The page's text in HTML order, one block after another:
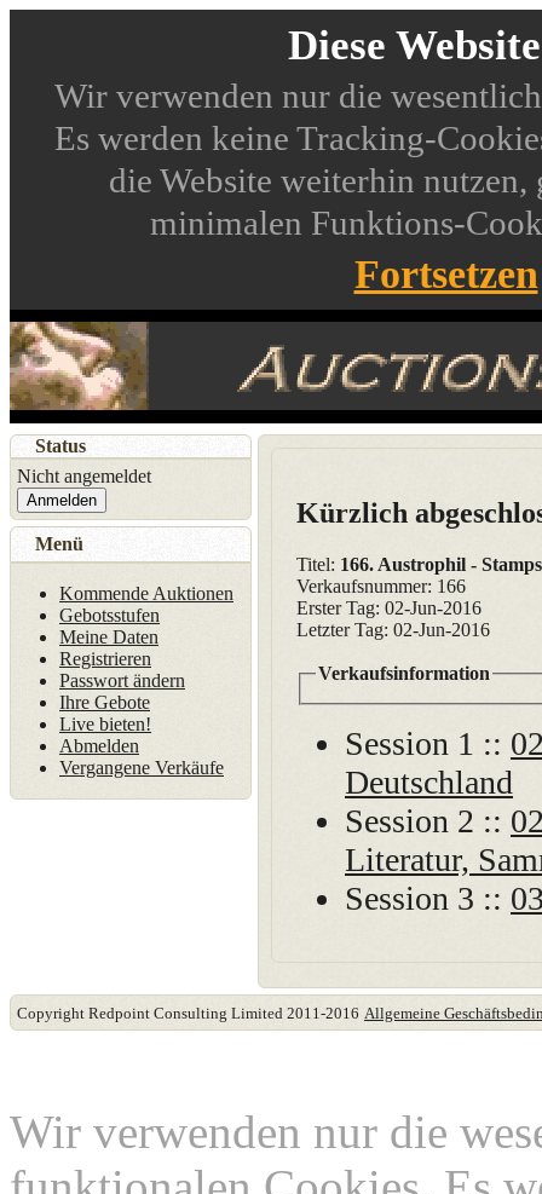
Diese
Wir verwenden nur die
Es werden keine Tracking-
die Website weiterhin nutzen,
minimalen Funktions-
Fortsetzen
Kürzlich
Titel: 166. Austrophil -
Verkaufsnummer: 166
Erster Tag: 02-Jun-2016
Letzter Tag: 02-Jun-2016
Verkaufsinformation
Session 1 ::
Deutschland
Session 2 ::
Literatur,
Session 3 ::
Status
Nicht angemeldet
Anmelden
Menü
Kommende Auktionen
Gebotsstufen
Meine Daten
Registrieren
Passwort ändern
Ihre Gebote
Live bieten!
Abmelden
Vergangene Verkäufe
Copyright Redpoint Consulting Limited 2011-2016 Allgemeine
Wir verwenden nur die